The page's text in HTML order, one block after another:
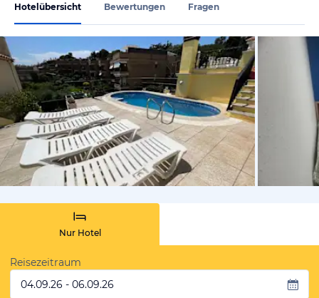
Hotelübersicht Bewertungen Fragen
von
Nur Hotel
Reisezeitraum
04.09.26 - 06.09.26